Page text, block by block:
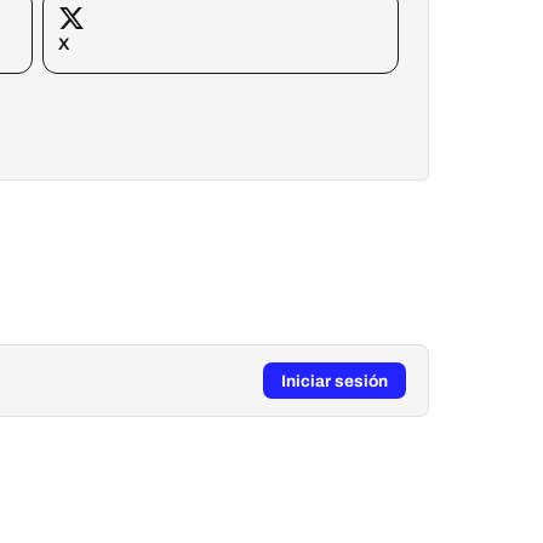
X
Iniciar sesión